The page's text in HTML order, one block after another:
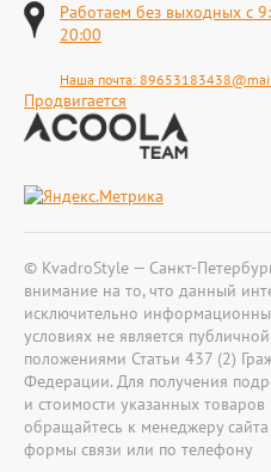
Работаем без выходных с
20:00
Наша почта:
Продвигается
© KvadroStyle — Санкт-
внимание на то, что данный
исключительно
условиях не является
положениями Статьи 437 (2)
Федерации. Для получения
и стоимости указанных товаров
обращайтесь к менеджеру
формы связи или по телефону